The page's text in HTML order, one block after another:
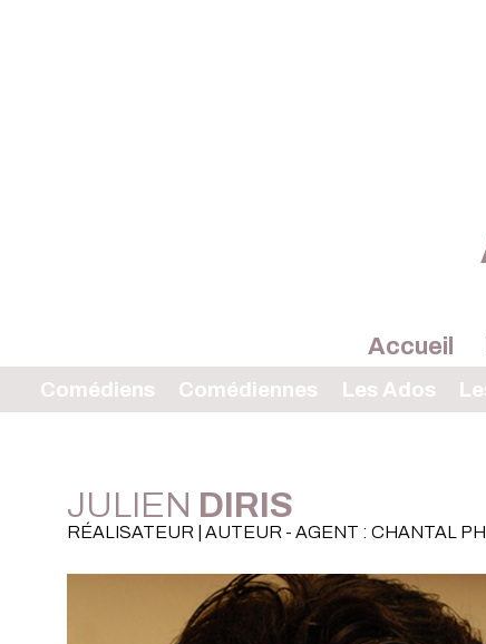
Accueil
Comédiens Comédiennes Les Ados
JULIEN DIRIS
RÉALISATEUR | AUTEUR - AGENT : CHANTAL